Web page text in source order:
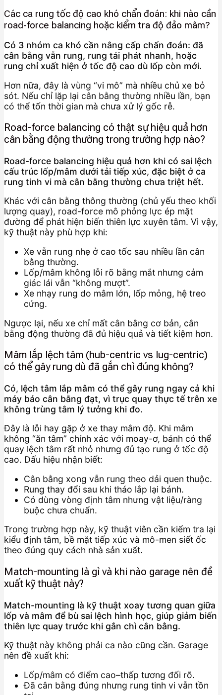
Các ca rung tốc độ cao khó chẩn đoán: khi nào cần
road-force balancing hoặc kiểm tra độ đảo mâm?
Có 3 nhóm ca khó cần nâng cấp chẩn đoán: đã
cân bằng vẫn rung, rung tái phát nhanh, hoặc
rung chỉ xuất hiện ở tốc độ cao dù lốp còn mới.
Hơn nữa, đây là vùng “vi mô” mà nhiều chủ xe bỏ
sót. Nếu chỉ lặp lại cân bằng thường nhiều lần, bạn
có thể tốn thời gian mà chưa xử lý gốc rễ.
Road-force balancing có thật sự hiệu quả hơn
cân bằng động thường trong trường hợp nào?
Road-force balancing hiệu quả hơn khi có sai lệch
cấu trúc lốp/mâm dưới tải tiếp xúc, đặc biệt ở ca
rung tinh vi mà cân bằng thường chưa triệt hết.
Khác với cân bằng thông thường (chủ yếu theo khối
lượng quay), road-force mô phỏng lực ép mặt
đường để phát hiện biến thiên lực xuyên tâm. Vì vậy,
kỹ thuật này phù hợp khi:
Xe vẫn rung nhẹ ở cao tốc sau nhiều lần cân
bằng thường.
Lốp/mâm không lỗi rõ bằng mắt nhưng cảm
giác lái vẫn “không mượt”.
Xe nhạy rung do mâm lớn, lốp mỏng, hệ treo
cứng.
Ngược lại, nếu xe chỉ mất cân bằng cơ bản, cân
bằng động thường đã đủ hiệu quả và tiết kiệm hơn.
Mâm lắp lệch tâm (hub-centric vs lug-centric)
có thể gây rung dù đã gắn chì đúng không?
Có, lệch tâm lắp mâm có thể gây rung ngay cả khi
máy báo cân bằng đạt, vì trục quay thực tế trên xe
không trùng tâm lý tưởng khi đo.
Đây là lỗi hay gặp ở xe thay mâm độ. Khi mâm
không “ăn tâm” chính xác với moay-ơ, bánh có thể
quay lệch tâm rất nhỏ nhưng đủ tạo rung ở tốc độ
cao. Dấu hiệu nhận biết:
Cân bằng xong vẫn rung theo dải quen thuộc.
Rung thay đổi sau khi tháo lắp lại bánh.
Có dùng vòng định tâm nhưng vật liệu/ràng
buộc chưa chuẩn.
Trong trường hợp này, kỹ thuật viên cần kiểm tra lại
kiểu định tâm, bề mặt tiếp xúc và mô-men siết ốc
theo đúng quy cách nhà sản xuất.
Match-mounting là gì và khi nào garage nên đề
xuất kỹ thuật này?
Match-mounting là kỹ thuật xoay tương quan giữa
lốp và mâm để bù sai lệch hình học, giúp giảm biến
thiên lực quay trước khi gắn chì cân bằng.
Kỹ thuật này không phải ca nào cũng cần. Garage
nên đề xuất khi:
Lốp/mâm có điểm cao–thấp tương đối rõ.
Đã cân bằng đúng nhưng rung tinh vi vẫn tồn